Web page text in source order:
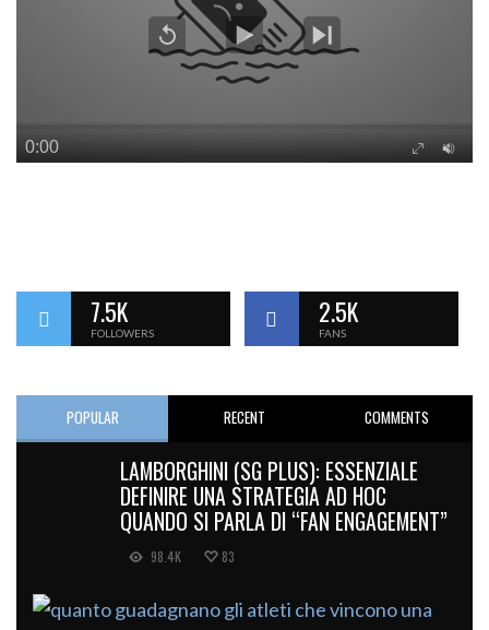
7.5K
FOLLOWERS
2.5K
FANS
POPULAR RECENT COMMENTS
LAMBORGHINI (SG PLUS): ESSENZIALE
DEFINIRE UNA STRATEGIA AD HOC
QUANDO SI PARLA DI “FAN ENGAGEMENT”
98.4K 83